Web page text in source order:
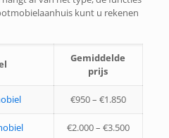
kunt u rekenen
Gemiddelde
prijs
€950 – €1.850
€2.000 – €3.500